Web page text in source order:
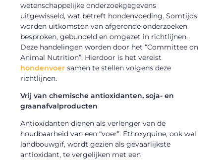
wetenschappelijke onderzoekgegevens
uitgewisseld, wat betreft hondenvoeding. Somtijds
worden uitkomsten van afgeronde onderzoeken
besproken, gebundeld en omgezet in richtlijnen.
Deze handelingen worden door het “Committee on
Animal Nutrition”. Hierdoor is het vereist
hondenvoer samen te stellen volgens deze
richtlijnen.
Vrij van chemische antioxidanten, soja- en
graanafvalproducten
Antioxidanten dienen als verlenger van de
houdbaarheid van een “voer”. Ethoxyquine, ook wel
landbouwgif, wordt gezien als gevaarlijkste
antioxidant, te vergelijken met een